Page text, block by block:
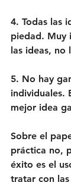
4. Todas las
piedad. Muy
las ideas, no
5. No hay
individuales.
mejor idea
Sobre el
práctica no,
éxito es el
tratar con